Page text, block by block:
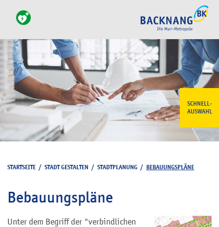
SCHNELL-
AUSWAHL
STARTSEITE / STADT GESTALTEN / STADTPLANUNG / BEBAUUNGSPLÄNE
Bebauungspläne
Unter dem Begriff der "verbindlichen